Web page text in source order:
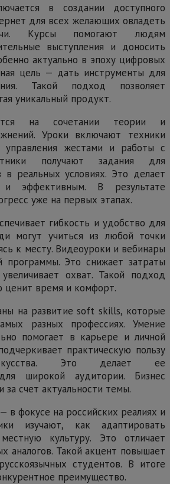
в создании доступного
для всех желающих овладеть
Курсы помогают людям
выступления и доносить
актуально в эпоху цифровых
цель — дать инструменты для
Такой подход позволяет
уникальный продукт.
на сочетании теории и
Уроки включают техники
управления жестами и работы с
получают задания для
в реальных условиях. Это делает
эффективным. В результате
уже на первых этапах.
гибкость и удобство для
могут учиться из любой точки
к месту. Видеоуроки и вебинары
программы. Это снижает затраты
охват. Такой подход
ценит время и комфорт.
на развитие soft skills, которые
разных профессиях. Умение
помогает в карьере и личной
практическую пользу
Это делает ее
широкой аудитории. Бизнес
за счет актуальности темы.
в фокусе на российских реалиях и
изучают, как адаптировать
культуру. Это отличает
аналогов. Такой акцент повышает
студентов. В итоге
преимущество.